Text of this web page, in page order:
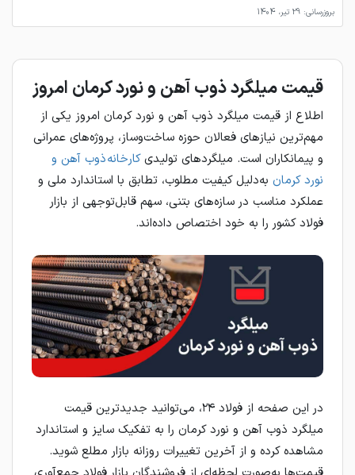
بروزرسانی: 29 تیر، 1404
قیمت میلگرد ذوب آهن و نورد کرمان امروز
اطلاع از قیمت میلگرد ذوب آهن و نورد کرمان امروز یکی از
مهم‌ترین نیازهای فعالان حوزه ساخت‌وساز، پروژه‌های عمرانی
و پیمانکاران است. میلگردهای تولیدیکارخانه ذوب آهن و
نورد کرمان به‌دلیل کیفیت مطلوب، تطابق با استاندارد ملی و
عملکرد مناسب در سازه‌های بتنی، سهم قابل‌توجهی از بازار
فولاد کشور را به خود اختصاص داده‌اند.
در این صفحه از فولاد ۲۴، می‌توانید جدیدترین قیمت
میلگرد ذوب آهن و نورد کرمان را به تفکیک سایز و استاندارد
مشاهده کرده و از آخرین تغییرات روزانه بازار مطلع شوید.